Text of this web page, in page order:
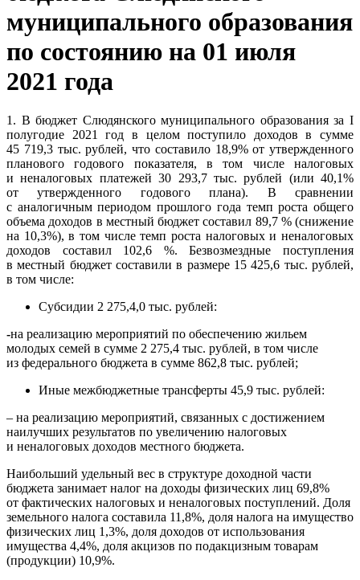
муниципального образования
по состоянию на 01 июля
2021 года
1. В бюджет Слюдянского муниципального образования за I
полугодие 2021 год в целом поступило доходов в сумме
45 719,3 тыс. рублей, что составило 18,9% от утвержденного
планового годового показателя, в том числе налоговых
и неналоговых платежей 30 293,7 тыс. рублей (или 40,1%
от утвержденного годового плана). В сравнении
с аналогичным периодом прошлого года темп роста общего
объема доходов в местный бюджет составил 89,7 % (снижение
на 10,3%), в том числе темп роста налоговых и неналоговых
доходов составил 102,6 %. Безвозмездные поступления
в местный бюджет составили в размере 15 425,6 тыс. рублей,
в том числе:
Субсидии 2 275,4,0 тыс. рублей:
-на реализацию мероприятий по обеспечению жильем
молодых семей в сумме 2 275,4 тыс. рублей, в том числе
из федерального бюджета в сумме 862,8 тыс. рублей;
Иные межбюджетные трансферты 45,9 тыс. рублей:
– на реализацию мероприятий, связанных с достижением
наилучших результатов по увеличению налоговых
и неналоговых доходов местного бюджета.
Наибольший удельный вес в структуре доходной части
бюджета занимает налог на доходы физических лиц 69,8%
от фактических налоговых и неналоговых поступлений. Доля
земельного налога составила 11,8%, доля налога на имущество
физических лиц 1,3%, доля доходов от использования
имущества 4,4%, доля акцизов по подакцизным товарам
(продукции) 10,9%.